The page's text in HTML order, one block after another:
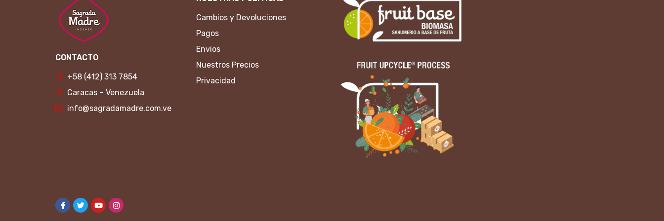
CONTACTO
+58 (412) 313 7854
Caracas – Venezuela
info@sagradamadre.com.ve
Cambios y Devoluciones
Pagos
Envios
Nuestros Precios
Privacidad